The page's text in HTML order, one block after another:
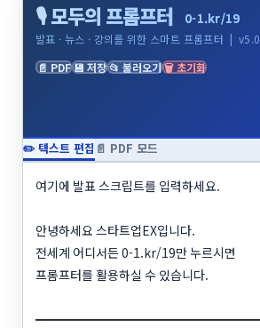
🎙 모두의 프롬프터 0-1.kr/19
발표 · 뉴스 · 강의를 위한 스마트 프롬프터 | v5.0
📄 PDF💾 저장📂 불러오기🗑 초기화
✏️ 텍스트 편집 📄 PDF 모드
단축키 안내
분류 전체보기
창업지원프로그램UP
스타트업 운영TIP
창업늬우스 (0)